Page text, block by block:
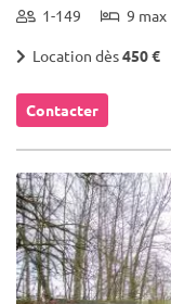
1-149 9 max
Location dès450 €
Contacter